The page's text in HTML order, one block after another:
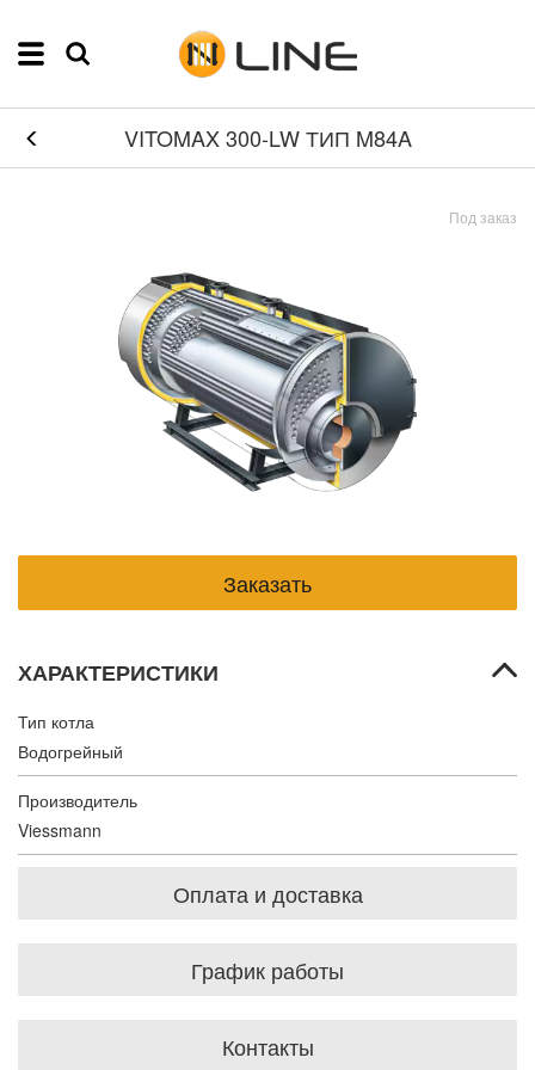
VITOMAX 300-LW ТИП M84A
Под заказ
ХАРАКТЕРИСТИКИ
Тип котла
Водогрейный
Производитель
Viessmann
Оплата и доставка
График работы
Контакты